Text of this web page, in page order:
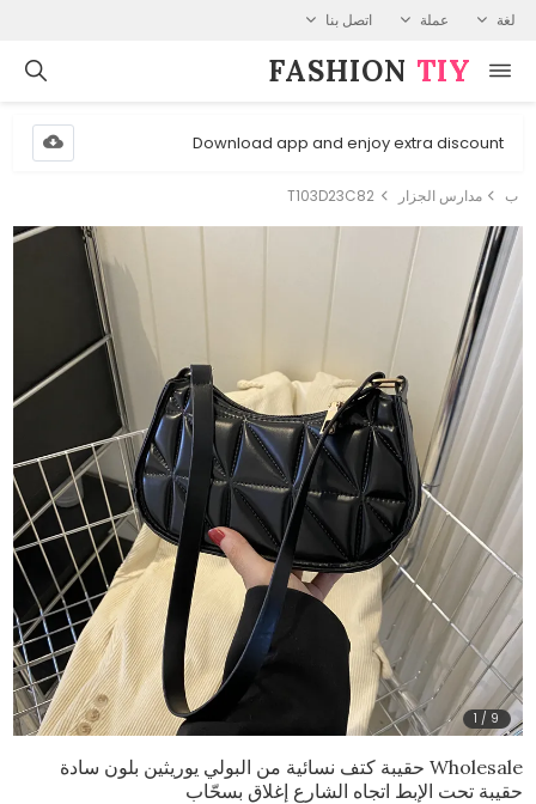
لغة عملة اتصل بنا
FASHION⁠ TIY
Download app and enjoy extra discount
ب مدارس الجزار T103D23C82
1 / 9
Wholesale حقيبة كتف نسائية من البولي يوريثين بلون سادة
حقيبة تحت الإبط اتجاه الشارع إغلاق بسحّاب